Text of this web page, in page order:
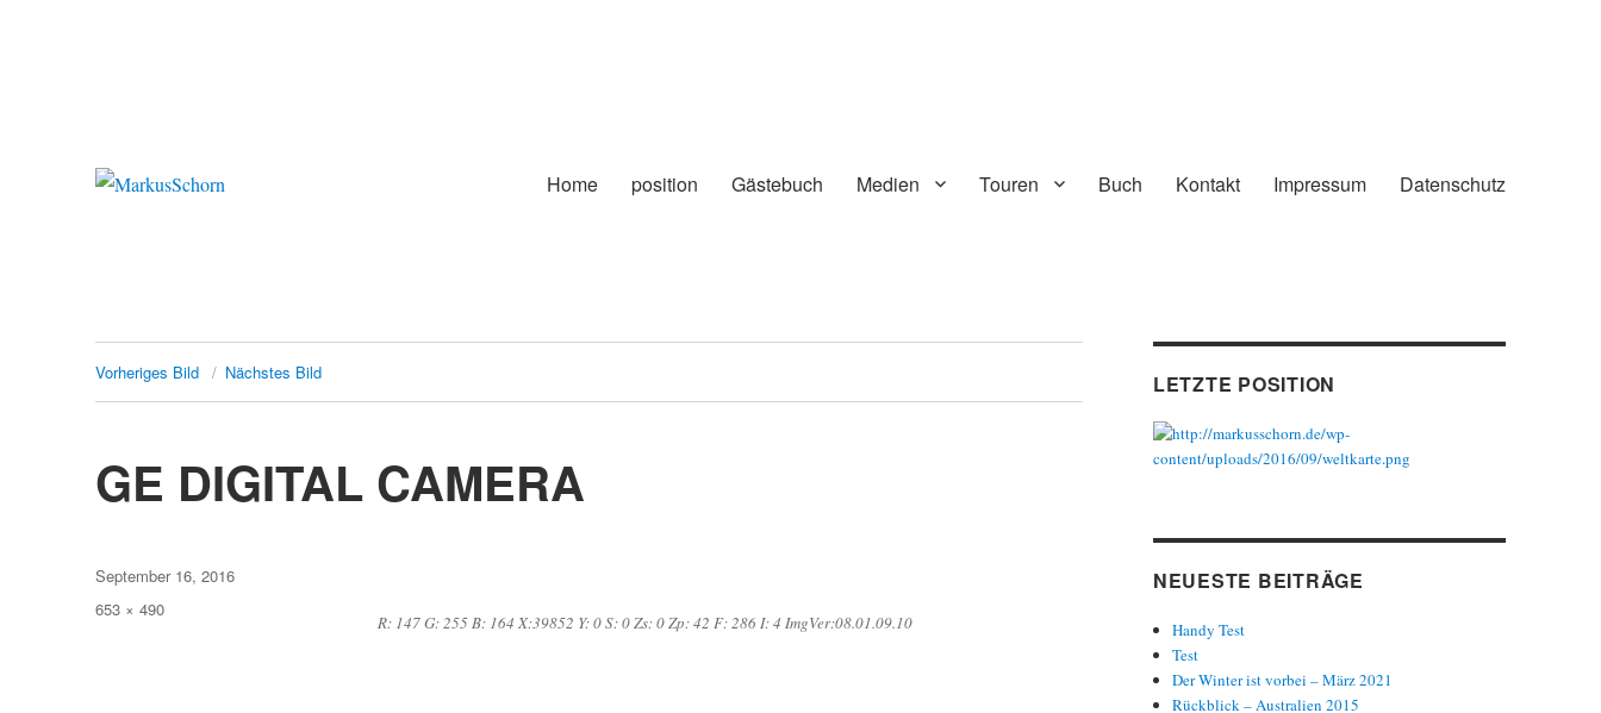
Home position Gästebuch Medien Touren Buch Kontakt Impressum Datenschutz
Vorheriges Bild Nächstes Bild
GE DIGITAL CAMERA
R: 147 G: 255 B: 164 X:39852 Y: 0 S: 0 Zs: 0 Zp: 42 F: 286 I: 4 ImgVer:08.01.09.10
Veröffentlicht
am
September 16, 2016
Volle
653 × 490
LETZTE POSITION
NEUESTE BEITRÄGE
Handy Test
Test
Der Winter ist vorbei – März 2021
Rückblick – Australien 2015